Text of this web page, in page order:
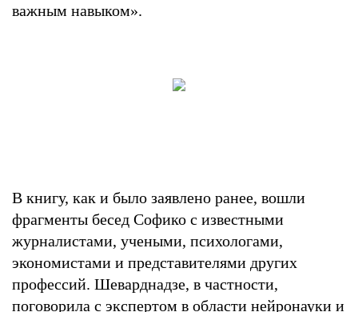
важным навыком».
В книгу, как и было заявлено ранее, вошли
фрагменты бесед Софико с известными
журналистами, учеными, психологами,
экономистами и представителями других
профессий. Шеварднадзе, в частности,
поговорила с экспертом в области нейронауки и